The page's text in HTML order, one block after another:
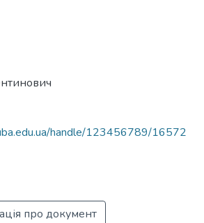
handle/123456789/16572
про документ